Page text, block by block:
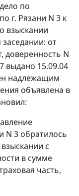
по
г. Рязани N 3 к
взыскании
от
доверенность N
выдано 15.09.04
надлежащим
объявлена в
N 3 обратилось
с
в сумме
часть,